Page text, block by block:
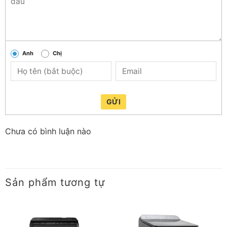
Thiết kế đẹp và phong cách
Anh Chị
GỬI
Chưa có bình luận nào
Sản phẩm tương tự